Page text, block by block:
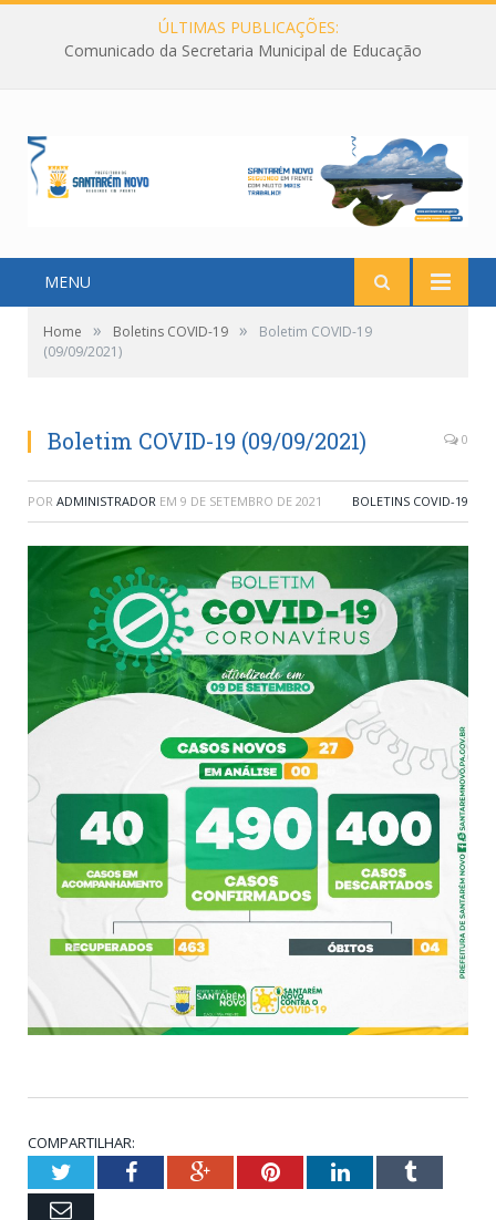
ÚLTIMAS PUBLICAÇÕES:
Comunicado da Secretaria Municipal de Educação
MENU
Home » Boletins COVID-19 »
Boletim COVID-19
(09/09/2021)
Boletim COVID-19 (09/09/2021) 0
POR ADMINISTRADOR EM 9 DE SETEMBRO DE 2021 BOLETINS COVID-19
COMPARTILHAR:
TwitterFacebookGoogle+PinterestLinkedInTumblr
Email